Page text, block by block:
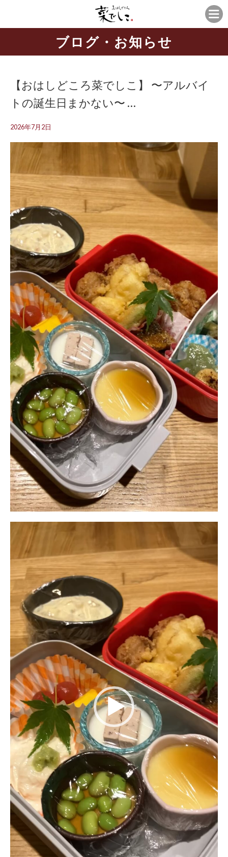
ブログ・お知らせ
【おはしどころ菜でしこ】 〜アルバイ
トの誕生日まかない〜 ⁡…
2026年7月2日
ー
ヤ
ー